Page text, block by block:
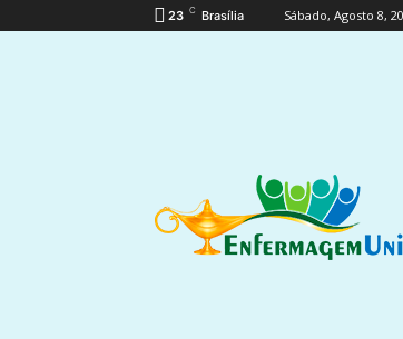
23 C Brasília Sábado, Agosto 8,